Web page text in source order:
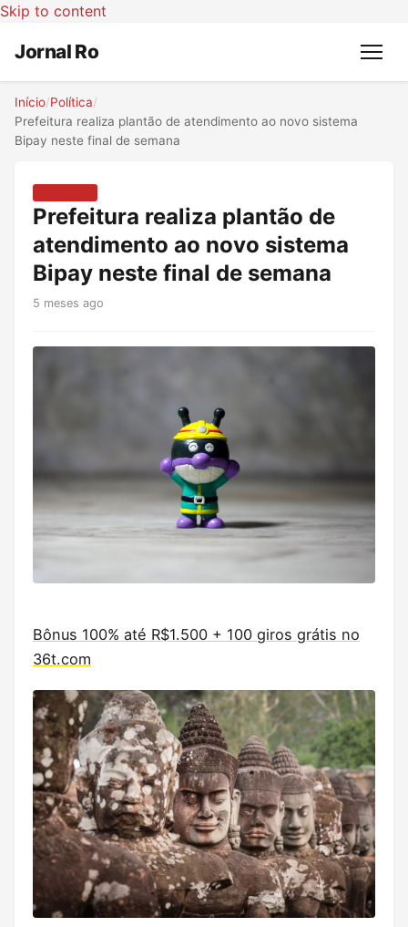
Skip to content
Jornal Ro Menu
Início/Política/
Prefeitura realiza plantão de atendimento ao novo sistema
Bipay neste final de semana
Prefeitura realiza plantão de
atendimento ao novo sistema
Bipay neste final de semana
5 meses ago
Bônus 100% até R$1.500 + 100 giros grátis no
36t.com